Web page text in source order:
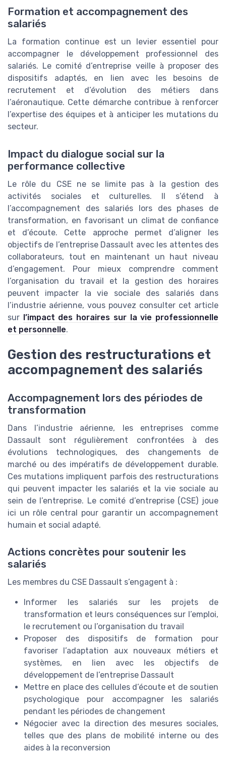
Formation et accompagnement des
salariés
La formation continue est un levier essentiel pour
accompagner le développement professionnel des
salariés. Le comité d’entreprise veille à proposer des
dispositifs adaptés, en lien avec les besoins de
recrutement et d’évolution des métiers dans
l’aéronautique. Cette démarche contribue à renforcer
l’expertise des équipes et à anticiper les mutations du
secteur.
Impact du dialogue social sur la
performance collective
Le rôle du CSE ne se limite pas à la gestion des
activités sociales et culturelles. Il s’étend à
l’accompagnement des salariés lors des phases de
transformation, en favorisant un climat de confiance
et d’écoute. Cette approche permet d’aligner les
objectifs de l’entreprise Dassault avec les attentes des
collaborateurs, tout en maintenant un haut niveau
d’engagement. Pour mieux comprendre comment
l’organisation du travail et la gestion des horaires
peuvent impacter la vie sociale des salariés dans
l’industrie aérienne, vous pouvez consulter cet article
sur l’impact des horaires sur la vie professionnelle
et personnelle.
Gestion des restructurations et
accompagnement des salariés
Accompagnement lors des périodes de
transformation
Dans l’industrie aérienne, les entreprises comme
Dassault sont régulièrement confrontées à des
évolutions technologiques, des changements de
marché ou des impératifs de développement durable.
Ces mutations impliquent parfois des restructurations
qui peuvent impacter les salariés et la vie sociale au
sein de l’entreprise. Le comité d’entreprise (CSE) joue
ici un rôle central pour garantir un accompagnement
humain et social adapté.
Actions concrètes pour soutenir les
salariés
Les membres du CSE Dassault s’engagent à :
Informer les salariés sur les projets de
transformation et leurs conséquences sur l’emploi,
le recrutement ou l’organisation du travail
Proposer des dispositifs de formation pour
favoriser l’adaptation aux nouveaux métiers et
systèmes, en lien avec les objectifs de
développement de l’entreprise Dassault
Mettre en place des cellules d’écoute et de soutien
psychologique pour accompagner les salariés
pendant les périodes de changement
Négocier avec la direction des mesures sociales,
telles que des plans de mobilité interne ou des
aides à la reconversion